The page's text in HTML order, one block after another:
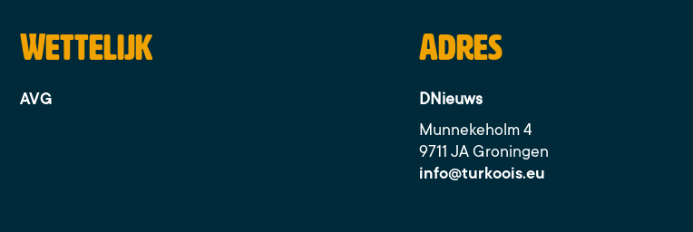
Wettelijk
AVG
Adres
DNieuws
Munnekeholm 4
9711 JA Groningen
info@turkoois.eu